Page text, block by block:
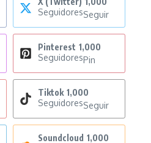
SeguidoresSeguir
Pinterest 1,000
SeguidoresPin
Tiktok 1,000
SeguidoresSeguir
Soundcloud 1,000